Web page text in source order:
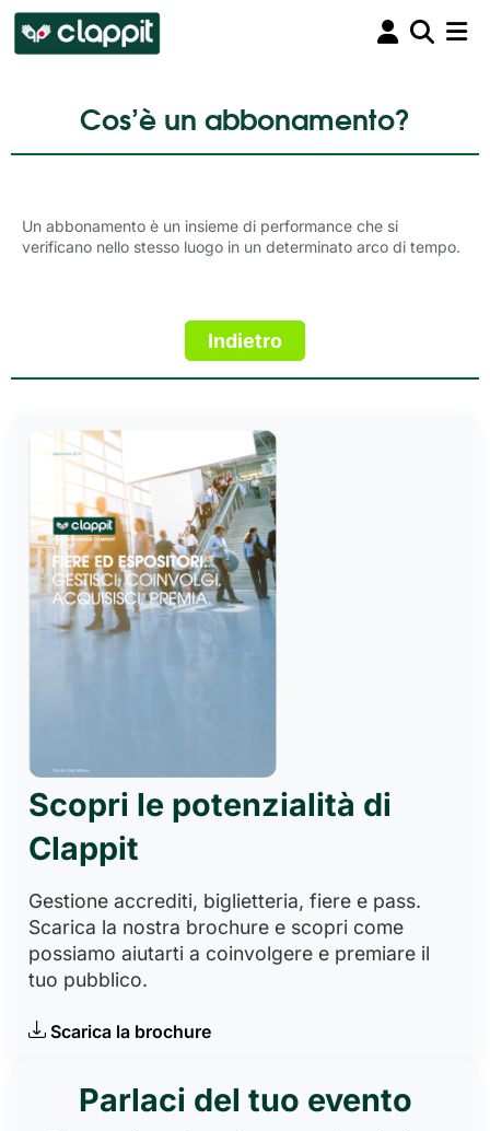
Cos’è un abbonamento?
Un abbonamento è un insieme di performance che si
verificano nello stesso luogo in un determinato arco di tempo.
Scopri le potenzialità di
Clappit
Gestione accrediti, biglietteria, fiere e pass.
Scarica la nostra brochure e scopri come
possiamo aiutarti a coinvolgere e premiare il
tuo pubblico.
Scarica la brochure
Parlaci del tuo evento